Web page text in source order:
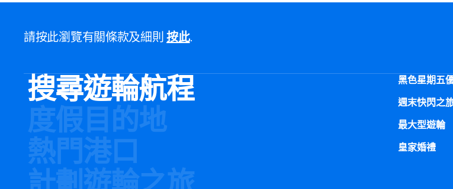
請按此瀏覽有關條款及細則按此.
搜尋遊輪航程
度假目的地
熱門港口
黑色星期五
週末快閃之
最大型遊輪
皇家婚禮